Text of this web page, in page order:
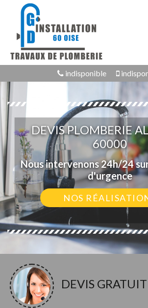
indisponible
DEVIS PLOMBERIE
60000
Nous intervenons 24h/24
d'urgence
NOS
DEVIS GRATUIT